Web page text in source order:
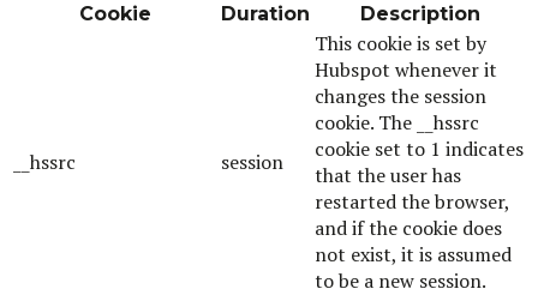
Cookie Duration Description
__hssrc session
This cookie is set by
Hubspot whenever it
changes the session
cookie. The __hssrc
cookie set to 1 indicates
that the user has
restarted the browser,
and if the cookie does
not exist, it is assumed
to be a new session.